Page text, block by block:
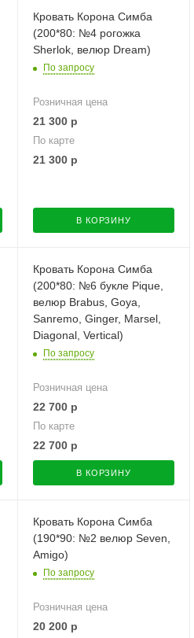
Кровать Корона Симба
(200*80: №4 рогожка
Sherlok, велюр Dream)
По запросу
Розничная цена
21 300 р
По карте
21 300 р
В КОРЗИНУ
Кровать Корона Симба
(200*80: №6 букле Pique,
велюр Brabus, Goya,
Sanremo, Ginger, Marsel,
Diagonal, Vertical)
По запросу
Розничная цена
22 700 р
По карте
22 700 р
В КОРЗИНУ
Кровать Корона Симба
(190*90: №2 велюр Seven,
Amigo)
По запросу
Розничная цена
20 200 р